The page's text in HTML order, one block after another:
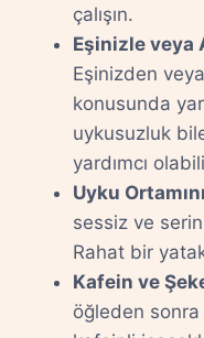
çalışın.
Eşinizle veya
Eşinizden
konusunda
uykusuzluk
yardımcı
Uyku
sessiz ve
Rahat bir
Kafein ve
öğleden